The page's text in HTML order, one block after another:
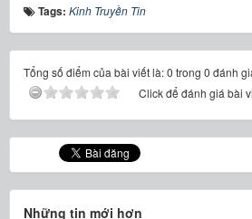
Tags: Kinh Truyền Tin
Tổng số điểm của bài viết là: 0 trong 0 đánh
Click để đánh giá bài
Những tin mới hơn